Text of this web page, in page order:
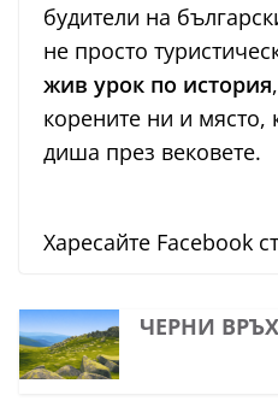
будители на
не просто
жив урок по история
корените ни и място,
диша през вековете.
Харесайте Facebook
ЧЕРНИ ВРЪХ